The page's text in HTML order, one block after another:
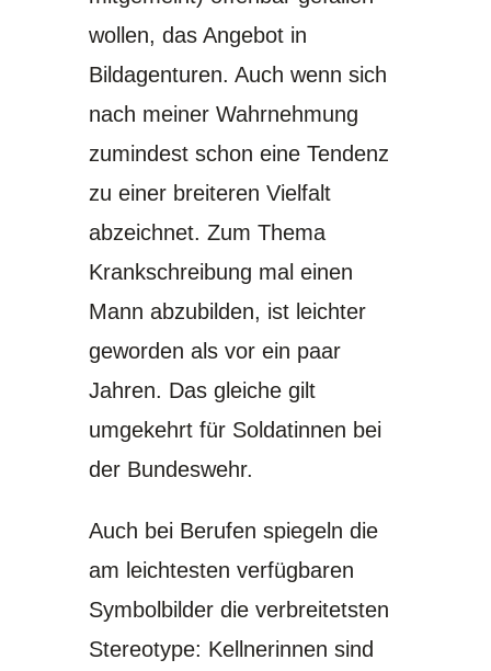
wollen, das Angebot in
Bildagenturen. Auch wenn sich
nach meiner Wahrnehmung
zumindest schon eine Tendenz
zu einer breiteren Vielfalt
abzeichnet. Zum Thema
Krankschreibung mal einen
Mann abzubilden, ist leichter
geworden als vor ein paar
Jahren. Das gleiche gilt
umgekehrt für Soldatinnen bei
der Bundeswehr.
Auch bei Berufen spiegeln die
am leichtesten verfügbaren
Symbolbilder die verbreitetsten
Stereotype: Kellnerinnen sind